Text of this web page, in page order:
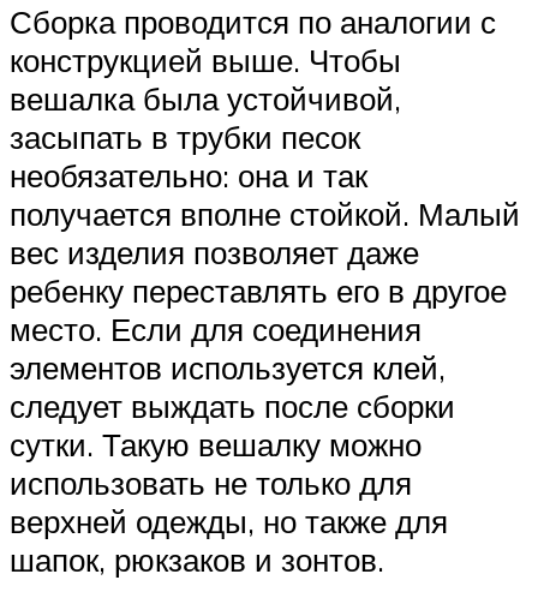
Сборка проводится по аналогии с
конструкцией выше. Чтобы
вешалка была устойчивой,
засыпать в трубки песок
необязательно: она и так
получается вполне стойкой. Малый
вес изделия позволяет даже
ребенку переставлять его в другое
место. Если для соединения
элементов используется клей,
следует выждать после сборки
сутки. Такую вешалку можно
использовать не только для
верхней одежды, но также для
шапок, рюкзаков и зонтов.